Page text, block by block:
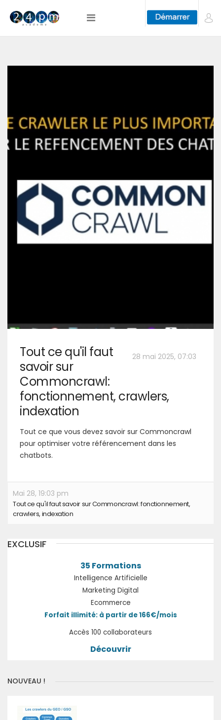
28 mai 2025, 07:03
Tout ce qu'il faut
savoir sur
Commoncrawl:
fonctionnement, crawlers,
indexation
Tout ce que vous devez savoir sur Commoncrawl
pour optimiser votre référencement dans les
chatbots.
Mai 28, 19:03 pm
Tout ce qu'il faut savoir sur Commoncrawl: fonctionnement,
crawlers, indexation
EXCLUSIF
35 Formations
Intelligence Artificielle
Marketing Digital
Ecommerce
Forfait illimité: à partir de 166€/mois
Accès 100 collaborateurs
Découvrir
NOUVEAU !